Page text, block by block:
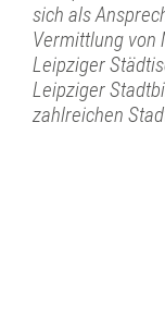
sich als
Vermittlung von
Leipziger
Leipziger
zahlreichen